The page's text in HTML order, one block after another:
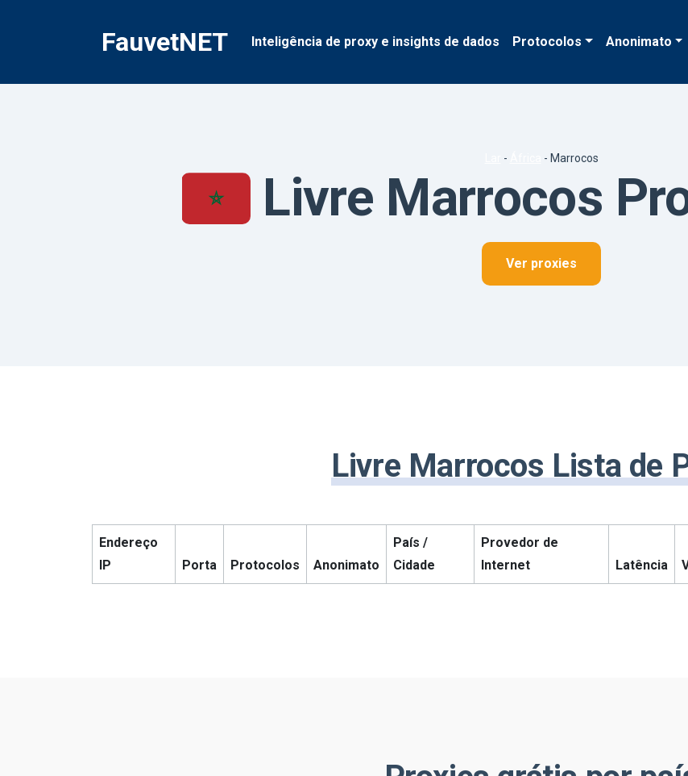
FauvetNET Inteligência de proxy e insights de dados Protocolos Anonimato
- - Marrocos
Livre Marrocos
Ver proxies
Livre Marrocos Lista de
Endereço
IP
Porta Protocolos Anonimato
País /
Cidade
Provedor de
Internet
Latência